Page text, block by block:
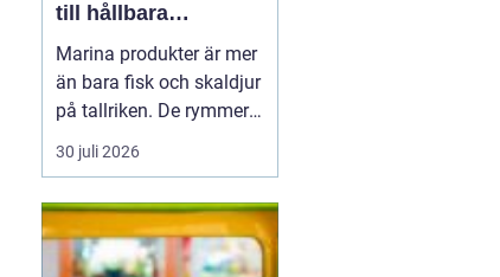
till hållbara
upplevelser
Marina produkter är mer
än bara fisk och skaldjur
på tallriken. De rymmer
allt från mat och hälsa
till friluftsliv, kultur och
områden spelar havet en
central roll för både
30 juli 2026